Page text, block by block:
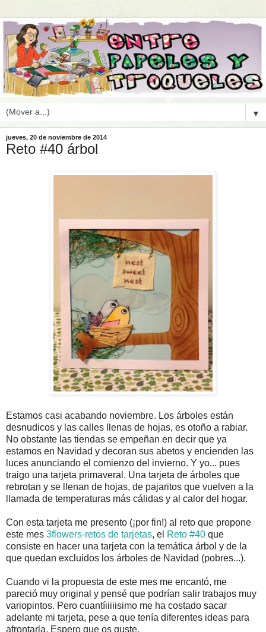
▼
jueves, 20 de noviembre de 2014
Reto #40 árbol
Estamos casi acabando noviembre. Los árboles están
desnudicos y las calles llenas de hojas, es otoño a rabiar.
No obstante las tiendas se empeñan en decir que ya
estamos en Navidad y decoran sus abetos y encienden las
luces anunciando el comienzo del invierno. Y yo... pues
traigo una tarjeta primaveral. Una tarjeta de árboles que
rebrotan y se llenan de hojas, de pajaritos que vuelven a la
llamada de temperaturas más cálidas y al calor del hogar.
Con esta tarjeta me presento (¡por fin!) al reto que propone
este mes 3flowers-retos de tarjetas, el Reto #40 que
consiste en hacer una tarjeta con la temática árbol y de la
que quedan excluidos los árboles de Navidad (pobres...).
Cuando vi la propuesta de este mes me encantó, me
pareció muy original y pensé que podrían salir trabajos muy
variopintos. Pero cuantíiiiiisimo me ha costado sacar
adelante mi tarjeta, pese a que tenía diferentes ideas para
afrontarla. Espero que os guste.